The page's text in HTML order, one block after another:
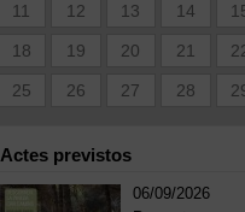
11 12 13 14
18 19 20 21
25 26 27 28
Actes previstos
06/09/2026